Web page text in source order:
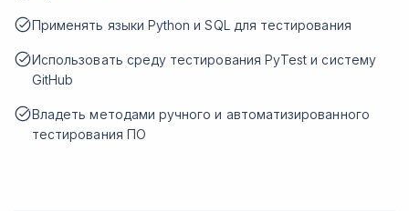
Применять языки Python и SQL для тестирования
Использовать среду тестирования PyTest и систему
GitHub
Владеть методами ручного и автоматизированного
тестирования ПО